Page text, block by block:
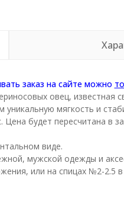
заказ на сайте можно
овец, известная
мягкость и
будет пересчитана в
виде.
мужской одежды и
или на спицах №2-2.5